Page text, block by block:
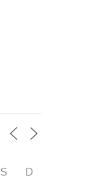
S D